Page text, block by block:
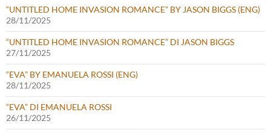
“UNTITLED HOME INVASION ROMANCE” BY JASON BIGGS (ENG)
28/11/2025
“UNTITLED HOME INVASION ROMANCE” DI JASON BIGGS
27/11/2025
“EVA” BY EMANUELA ROSSI (ENG)
28/11/2025
“EVA” DI EMANUELA ROSSI
26/11/2025